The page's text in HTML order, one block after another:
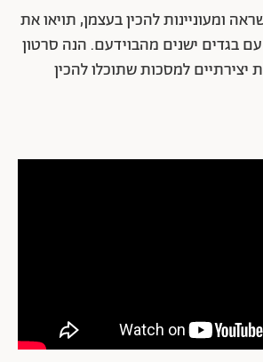
ומעוניינות להכין בעצמן, תויאו את
בגדים ישנים מהבוידעם. הנה סרטון
יצירתיים למסכות שתוכלו להכין